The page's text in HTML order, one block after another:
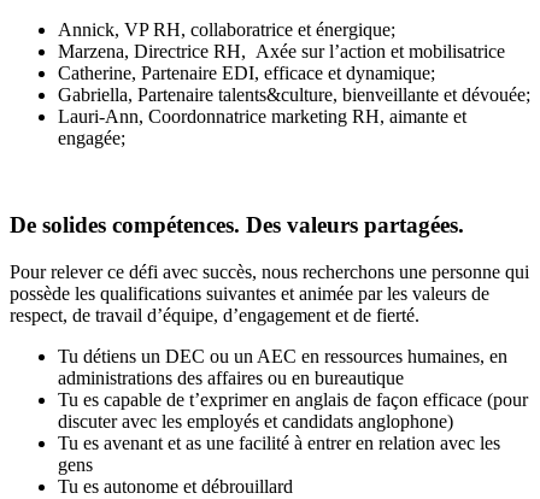
Annick, VP RH, collaboratrice et énergique;
Marzena, Directrice RH, Axée sur l’action et mobilisatrice
Catherine, Partenaire EDI, efficace et dynamique;
Gabriella, Partenaire talents&culture, bienveillante et dévouée;
Lauri-Ann, Coordonnatrice marketing RH, aimante et
engagée;
De solides compétences. Des valeurs partagées.
Pour relever ce défi avec succès, nous recherchons une personne qui
possède les qualifications suivantes et animée par les valeurs de
respect, de travail d’équipe, d’engagement et de fierté.
Tu détiens un DEC ou un AEC en ressources humaines, en
administrations des affaires ou en bureautique
Tu es capable de t’exprimer en anglais de façon efficace (pour
discuter avec les employés et candidats anglophone)
Tu es avenant et as une facilité à entrer en relation avec les
gens
Tu es autonome et débrouillard